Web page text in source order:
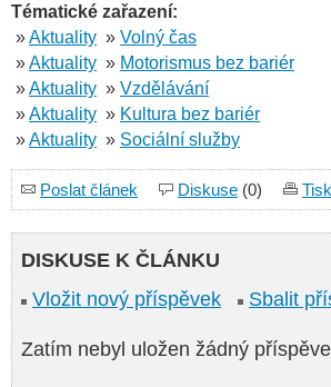
Tématické zařazení:
»Aktuality » Volný čas
»Aktuality » Motorismus bez bariér
»Aktuality » Vzdělávání
»Aktuality » Kultura bez bariér
»Aktuality » Sociální služby
Poslat článek Diskuse (0) Tisk
DISKUSE K ČLÁNKU
Vložit nový příspěvek
Sbalit
Zatím nebyl uložen žádný